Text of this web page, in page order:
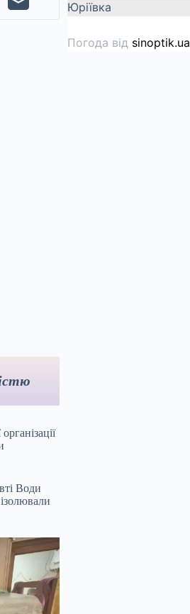
Води
Юріївка
Погода від sinoptik.ua